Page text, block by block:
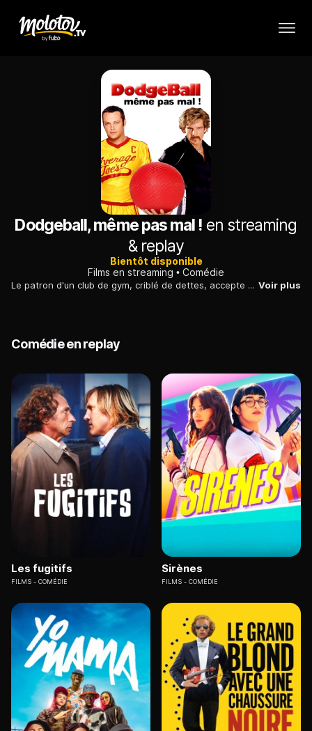
Dodgeball, même pas mal ! en streaming
& replay
Bientôt disponible
Films en streaming
Comédie
Le patron d'un club de gym, criblé de dettes, accepte de participer à un tournoi de dodgeball afin de gagner l'argent qui sauvera son établissement du rachat. Voir plus
Comédie en replay
Les fugitifs
FILMS COMÉDIE
Sirènes
FILMS COMÉDIE